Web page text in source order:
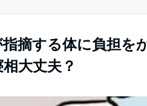
指摘する体に負担
大丈夫？